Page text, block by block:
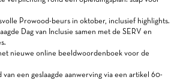
Prowood-beurs in oktober, inclusief highlights.
Dag van Inclusie samen met de SERV en
nieuwe online beeldwoordenboek voor de
een geslaagde aanwerving via een artikel 60-